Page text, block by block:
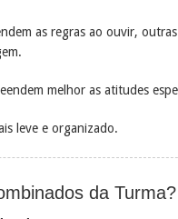
as regras ao ouvir,
melhor as atitudes
leve e organizado.
da Turma?